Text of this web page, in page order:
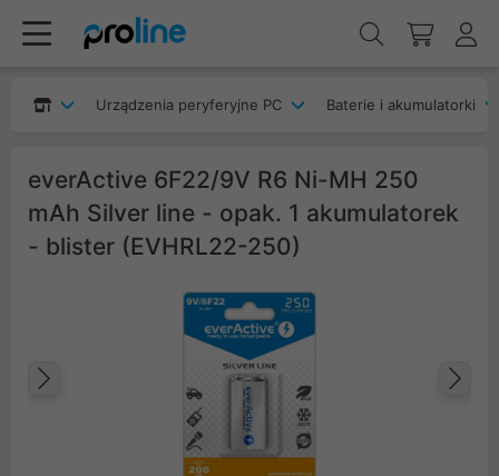
Urządzenia peryferyjne PC Baterie i akumulatorki
everActive 6F22/9V R6 Ni-MH 250
mAh Silver line - opak. 1 akumulatorek
- blister (EVHRL22-250)
Poprzedni